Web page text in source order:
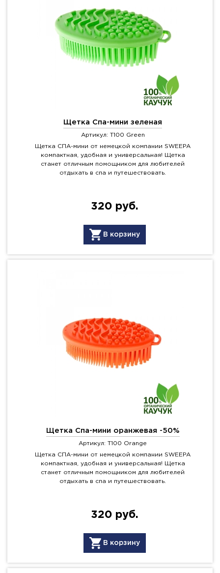
Щетка Спа-мини зеленая
Артикул: T100 Green
Щетка СПА-мини от немецкой компании SWEEPA
компактная, удобная и универсальная! Щетка
станет отличным помощником для любителей
отдыхать в спа и путешествовать.
320 руб.
В корзину
Щетка Спа-мини оранжевая -50%
Артикул: T100 Orange
Щетка СПА-мини от немецкой компании SWEEPA
компактная, удобная и универсальная! Щетка
станет отличным помощником для любителей
отдыхать в спа и путешествовать.
320 руб.
В корзину